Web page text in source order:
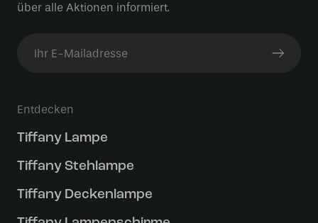
über alle Aktionen informiert.
Entdecken
Tiffany Lampe
Tiffany Stehlampe
Tiffany Deckenlampe